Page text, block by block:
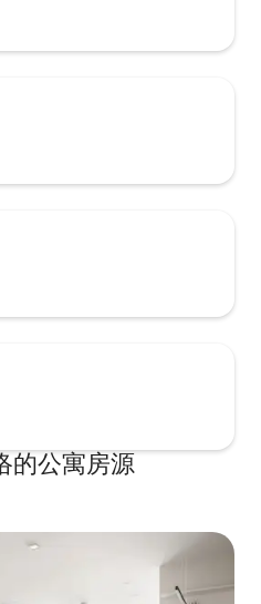
的公寓房源